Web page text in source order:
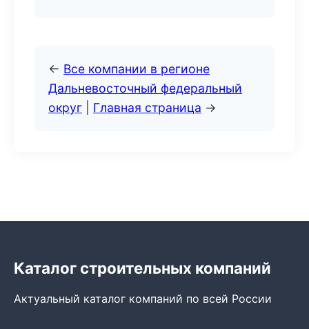
← Все компании в регионе
Дальневосточный федеральный
округ
Главная страница →
Каталог строительных компаний
Актуальный каталог компаний по всей России